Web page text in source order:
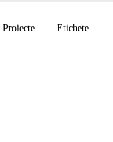
Proiecte Etichete